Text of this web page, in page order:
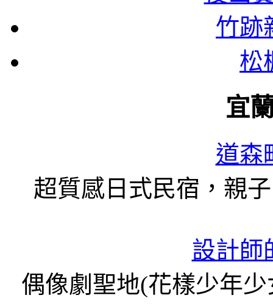
竹跡
松
宜
道森
超質感日式民宿，親
設計師
偶像劇聖地(花樣少年